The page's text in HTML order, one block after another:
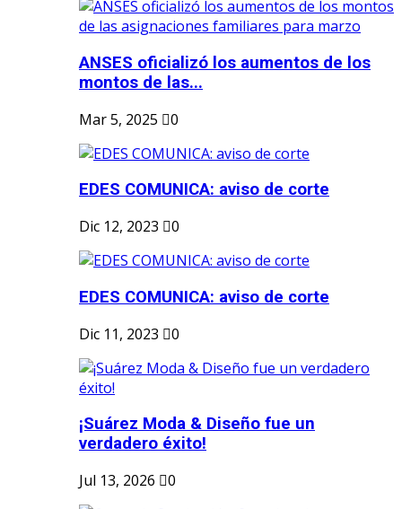
ANSES oficializó los aumentos de los
montos de las...
Mar 5, 2025
0
EDES COMUNICA: aviso de corte
Dic 12, 2023
0
EDES COMUNICA: aviso de corte
Dic 11, 2023
0
¡Suárez Moda & Diseño fue un
verdadero éxito!
Jul 13, 2026
0